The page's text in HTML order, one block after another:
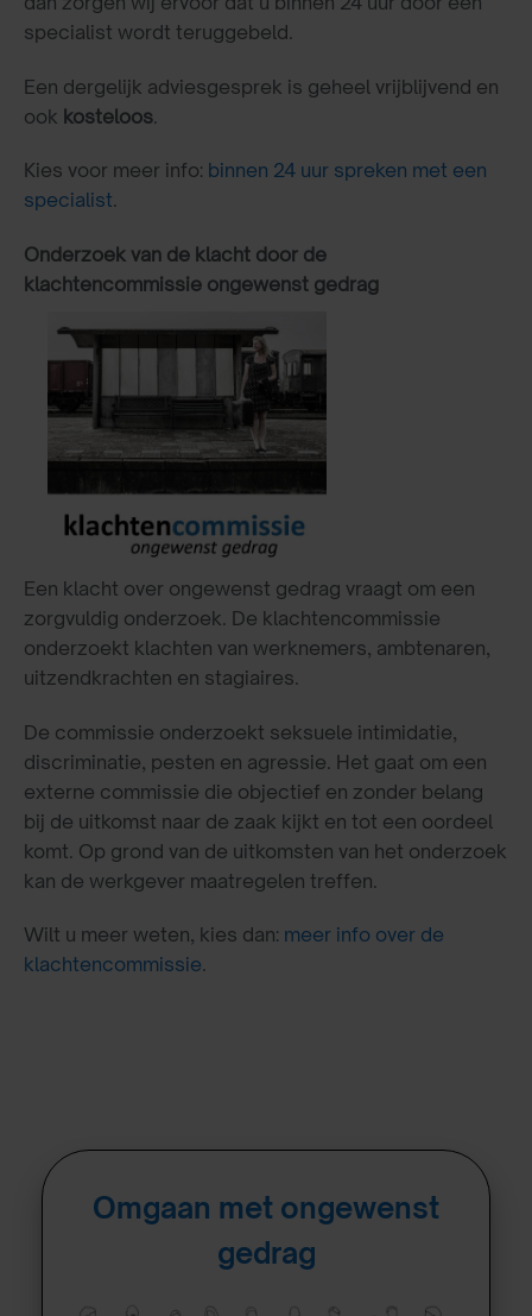
specialist wordt teruggebeld.
Een dergelijk adviesgesprek is geheel vrijblijvend en
ook kosteloos.
Kies voor meer info: binnen 24 uur spreken met een
specialist.
Onderzoek van de klacht door de
klachtencommissie ongewenst gedrag
Een klacht over ongewenst gedrag vraagt om een
zorgvuldig onderzoek. De klachtencommissie
onderzoekt klachten van werknemers, ambtenaren,
uitzendkrachten en stagiaires.
De commissie onderzoekt seksuele intimidatie,
discriminatie, pesten en agressie. Het gaat om een
externe commissie die objectief en zonder belang
bij de uitkomst naar de zaak kijkt en tot een oordeel
komt. Op grond van de uitkomsten van het onderzoek
kan de werkgever maatregelen treffen.
Wilt u meer weten, kies dan: meer info over de
klachtencommissie.
Omgaan met ongewenst
gedrag